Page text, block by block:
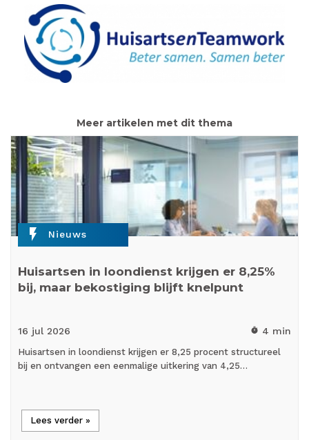
Meer artikelen met dit thema
flash_on Nieuws
Huisartsen in loondienst krijgen er 8,25%
bij, maar bekostiging blijft knelpunt
16 jul 2026 timer 4 min
Huisartsen in loondienst krijgen er 8,25 procent structureel
bij en ontvangen een eenmalige uitkering van 4,25…
Lees verder »